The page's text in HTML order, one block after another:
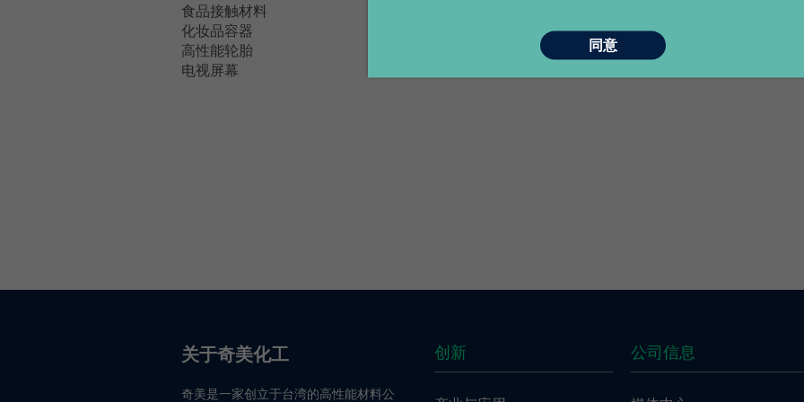
同意
食品接触材料
化妆品容器
高性能轮胎
电视屏幕
关于奇美化工
奇美是一家创立于台湾的高性能材料公
创新 公司信息